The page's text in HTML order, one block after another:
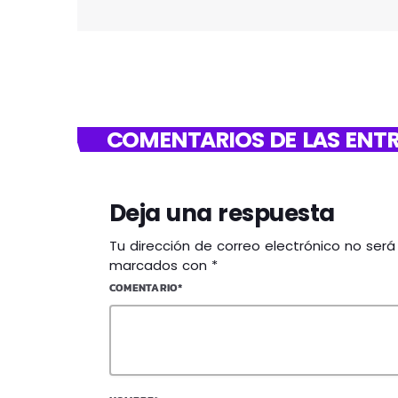
COMENTARIOS DE LAS
Deja una respuesta
Tu dirección de correo electrónico no
marcados con *
COMENTARIO*